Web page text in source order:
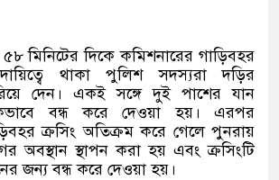
৫৮ মিনিটের দিকে কমিশনারের গাড়িবহর
থাকা পুলিশ সদস্যরা দড়ির
দেন। একই সঙ্গে দুই পাশের যান
বন্ধ করে দেওয়া হয়। এরপর
ক্রসিং অতিক্রম করে গেলে পুনরায়
অবস্থান স্থাপন করা হয় এবং ক্রসিংটি
জন্য বন্ধ করে দেওয়া হয়।